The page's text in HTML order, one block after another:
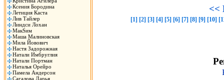
Ксения Бородина
Летиция Каста
Лив Тайлер
Линдси Лохан
МакSим
Маша Малиновская
Мила Йовович
Настя Задорожная
Натали Имбруглия
Натали Портман
Наталья Орейро
Памела Андерсон
Сагалова Дарья
<<
[1] [2] [3] [4] [5] [6] [7] [8] [9] [10]